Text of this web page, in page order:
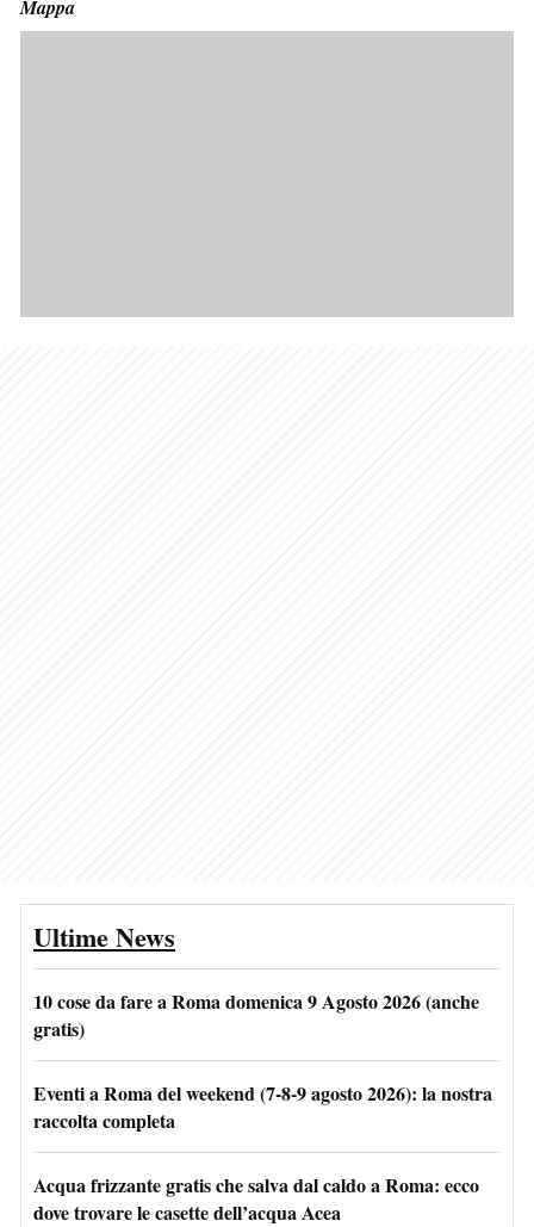
Mappa
Ultime News
10 cose da fare a Roma domenica 9 Agosto 2026 (anche
gratis)
Eventi a Roma del weekend (7-8-9 agosto 2026): la nostra
raccolta completa
Acqua frizzante gratis che salva dal caldo a Roma: ecco
dove trovare le casette dell’acqua Acea